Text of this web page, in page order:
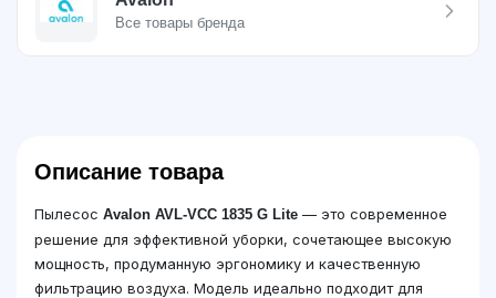
Все товары бренда
Описание товара
Пылесос Avalon AVL-VCC 1835 G Lite — это современное
решение для эффективной уборки, сочетающее высокую
мощность, продуманную эргономику и качественную
фильтрацию воздуха. Модель идеально подходит для